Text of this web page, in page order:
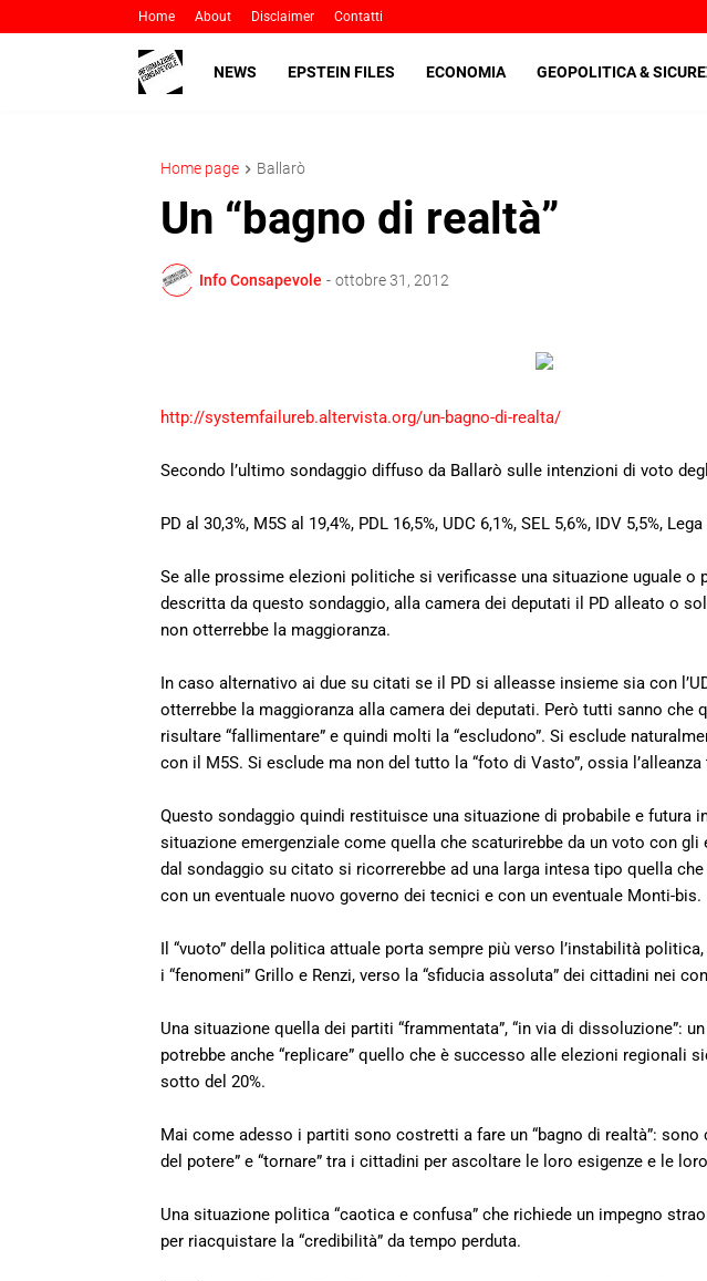
Home About Disclaimer Contatti
NEWS EPSTEIN FILES ECONOMIA GEOPOLITICA &
Home page Ballarò
Un “bagno di realtà”
Info Consapevole - ottobre 31, 2012
http://systemfailureb.altervista.org/un-bagno-di-realta/
Secondo l’ultimo sondaggio diffuso da Ballarò sulle intenzioni di voto
PD al 30,3%, M5S al 19,4%, PDL 16,5%, UDC 6,1%, SEL 5,6%, IDV 5,5%,
Se alle prossime elezioni politiche si verificasse una situazione uguale o
descritta da questo sondaggio, alla camera dei deputati il PD alleato o
non otterrebbe la maggioranza.
In caso alternativo ai due su citati se il PD si alleasse insieme sia con
otterrebbe la maggioranza alla camera dei deputati. Però tutti sanno che
risultare “fallimentare” e quindi molti la “escludono”. Si esclude
con il M5S. Si esclude ma non del tutto la “foto di Vasto”, ossia l’alleanza
Questo sondaggio quindi restituisce una situazione di probabile e futura
situazione emergenziale come quella che scaturirebbe da un voto con
dal sondaggio su citato si ricorrerebbe ad una larga intesa tipo quella
con un eventuale nuovo governo dei tecnici e con un eventuale Monti-bis.
Il “vuoto” della politica attuale porta sempre più verso l’instabilità
i “fenomeni” Grillo e Renzi, verso la “sfiducia assoluta” dei cittadini nei
Una situazione quella dei partiti “frammentata”, “in via di dissoluzione”:
potrebbe anche “replicare” quello che è successo alle elezioni regionali
sotto del 20%.
Mai come adesso i partiti sono costretti a fare un “bagno di realtà”: sono
del potere” e “tornare” tra i cittadini per ascoltare le loro esigenze e le
Una situazione politica “caotica e confusa” che richiede un impegno
per riacquistare la “credibilità” da tempo perduta.